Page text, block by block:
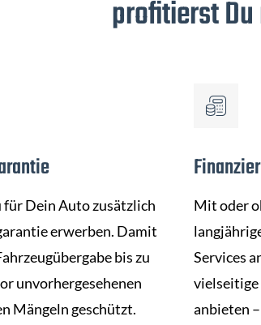
profitierst
Dein Auto zusätzlich
erwerben. Damit
bis zu
unvorhergesehenen
Mängeln geschützt.
Mit oder
Services
vielseitige
anbieten